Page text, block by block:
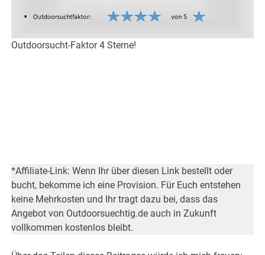
Outdoorsucht-Faktor 4 Sterne!
*Affiliate-Link: Wenn Ihr über diesen Link bestellt oder
bucht, bekomme ich eine Provision. Für Euch entstehen
keine Mehrkosten und Ihr tragt dazu bei, dass das
Angebot von Outdoorsuechtig.de auch in Zukunft
vollkommen kostenlos bleibt.